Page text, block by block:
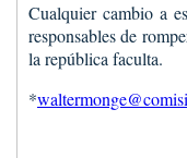
Cualquier cambio a
responsables de
la república faculta.
*